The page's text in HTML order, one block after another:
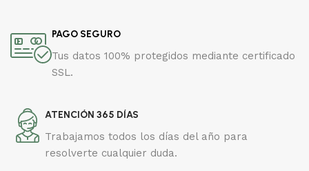
PAGO SEGURO
Tus datos 100% protegidos mediante certificado
SSL.
ATENCIÓN 365 DÍAS
Trabajamos todos los días del año para
resolverte cualquier duda.